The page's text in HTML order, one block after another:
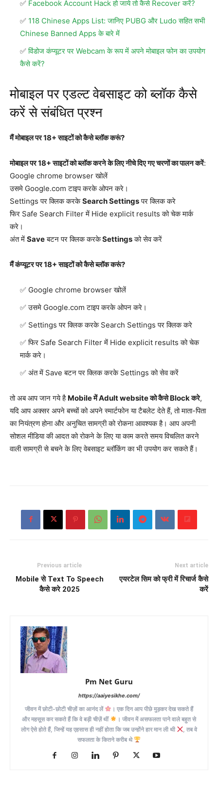
Facebook Account Hack हो जाये तो कैसे Recover करें?
118 Chinese Apps List: जानिए PUBG और Ludo सहित सभी
Chinese Banned Apps के बारे में
विंडोज कंप्यूटर पर Webcam के रूप में अपने मोबाइल फोन का उपयोग
कैसे करें?
मोबाइल पर एडल्ट वेबसाइट को ब्लॉक कैसे
करें से संबंधित प्रश्न
मैं मोबाइल पर 18+ साइटों को कैसे ब्लॉक करूं?
मोबाइल पर 18+ साइटों को ब्लॉक करने के लिए नीचे दिए गए चरणों का पालन करें:
Google chrome browser खोलें
उसमे Google.com टाइप करके ओपन करे।
Settings पर क्लिक करकेSearch Settingsपर क्लिक करे
फिर Safe Search Filter में Hide explicit results को चेक मार्क
करे।
अंत में Saveबटन पर क्लिक करकेSettingsको सेव करें
मैं कंप्यूटर पर 18+ साइटों को कैसे ब्लॉक करूं?
Google chrome browser खोलें
उसमे Google.com टाइप करके ओपन करे।
Settings पर क्लिक करके Search Settings पर क्लिक करे
फिर Safe Search Filter में Hide explicit results को चेक
मार्क करे।
अंत में Save बटन पर क्लिक करके Settings को सेव करें
तो अब आप जान गये है Mobile में Adult website को कैसे Block करे,
यदि आप अक्सर अपने बच्चों को अपने स्मार्टफोन या टैबलेट देते हैं, तो माता-पिता
का नियंत्रण होना और अनुचित सामग्री को रोकना आवश्यक है। आप अपनी
सोशल मीडिया की आदत को रोकने के लिए या काम करते समय विचलित करने
वाली सामग्री से बचने के लिए वेबसाइट ब्लॉकिंग का भी उपयोग कर सकते हैं।
Previous article
Mobile से Text To Speech
कैसे करे 2025
Next article
एयरटेल सिम को फ्री में रिचार्ज कैसे
करें
Pm Net Guru
https://aaiyesikhe.com/
जीवन में छोटी-छोटी चीज़ों का आनंद लें
। एक दिन आप पीछे मुड़कर देख सकते हैं
और महसूस कर सकते हैं कि वे बड़ी चीज़ें थीं
। जीवन में असफलता पाने वाले बहुत से
लोग ऐसे होते हैं, जिन्हें यह एहसास ही नहीं होता कि जब उन्होंने हार मान ली थी
, तब वे
सफलता के कितने करीब थे